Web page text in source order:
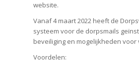
website.
Vanaf 4 maart 2022 heeft de
systeem voor de dorpsmails
beveiliging en mogelijkheden voor
Voordelen: